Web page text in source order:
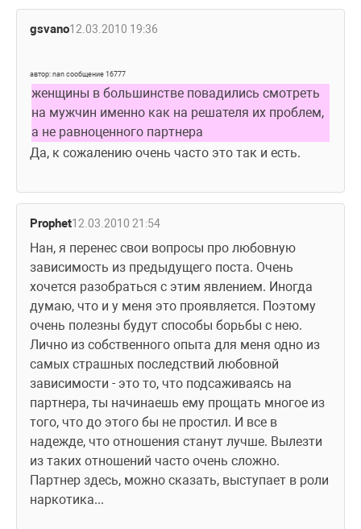
gsvano12.03.2010 19:36
автор: nan сообщение 16777
женщины в большинстве повадились смотреть
на мужчин именно как на решателя их проблем,
а не равноценного партнера
Да, к сожалению очень часто это так и есть.
Prophet12.03.2010 21:54
Нан, я перенес свои вопросы про любовную
зависимость из предыдущего поста. Очень
хочется разобраться с этим явлением. Иногда
думаю, что и у меня это проявляется. Поэтому
очень полезны будут способы борьбы с нею.
Лично из собственного опыта для меня одно из
самых страшных последствий любовной
зависимости - это то, что подсаживаясь на
партнера, ты начинаешь ему прощать многое из
того, что до этого бы не простил. И все в
надежде, что отношения станут лучше. Вылезти
из таких отношений часто очень сложно.
Партнер здесь, можно сказать, выступает в роли
наркотика...